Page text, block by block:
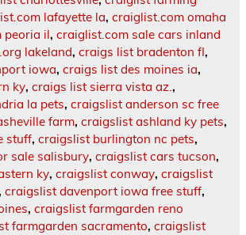
lafayette la, craiglist.com omaha
peoria il, craiglist.com sale cars inland
lakeland, craigs list bradenton fl,
iowa, craigs list des moines ia,
ky, craigs list sierra vista az.,
la pets, craigslist anderson sc free
farm, craigslist ashland ky pets,
stuff, craigslist burlington nc pets,
sale salisbury, craigslist cars tucson,
ky, craigslist conway, craigslist
craigslist davenport iowa free stuff,
, craigslist farmgarden reno
farmgarden sacramento, craigslist